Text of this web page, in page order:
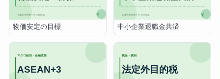
物価安定の目標 中小企業退職金共済